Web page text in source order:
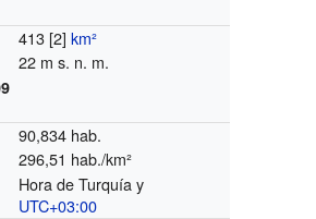
413 [2] km²
22 m s. n. m.
90,834 hab.
296,51 hab./km²
Hora de Turquía y
UTC+03:00